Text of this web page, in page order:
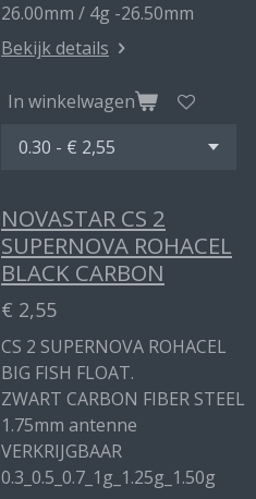
26.00mm / 4g -26.50mm
Bekijk details
In winkelwagen
NOVASTAR CS 2
SUPERNOVA ROHACEL
BLACK CARBON
€ 2,55
CS 2 SUPERNOVA ROHACEL
BIG FISH FLOAT.
ZWART CARBON FIBER STEEL
1.75mm antenne
VERKRIJGBAAR
0.3_0.5_0.7_1g_1.25g_1.50g